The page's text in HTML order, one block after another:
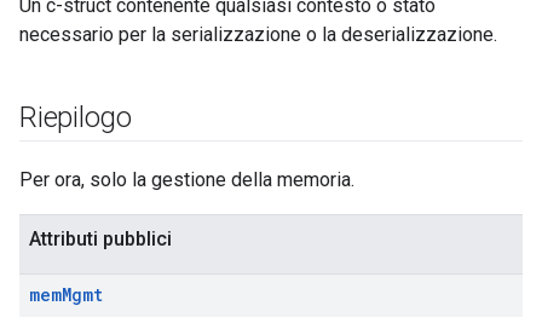
Un c-struct contenente qualsiasi contesto o stato
necessario per la serializzazione o la deserializzazione.
Riepilogo
Per ora, solo la gestione della memoria.
Attributi pubblici
memMgmt